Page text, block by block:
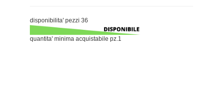
disponibilita' pezzi 36
quantita' minima acquistabile pz.1